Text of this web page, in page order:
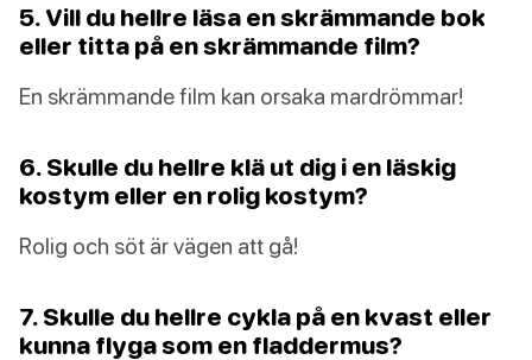
5. Vill du hellre läsa en skrämmande bok
eller titta på en skrämmande film?
En skrämmande film kan orsaka mardrömmar!
6. Skulle du hellre klä ut dig i en läskig
kostym eller en rolig kostym?
Rolig och söt är vägen att gå!
7. Skulle du hellre cykla på en kvast eller
kunna flyga som en fladdermus?